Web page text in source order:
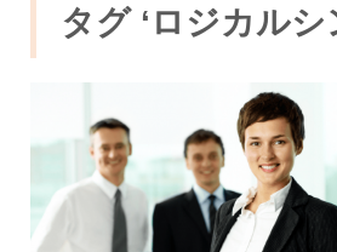
タグ ‘ロジカルシ